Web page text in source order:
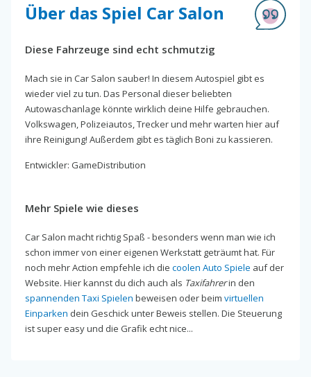
Über das Spiel Car Salon
Diese Fahrzeuge sind echt schmutzig
Mach sie in Car Salon sauber! In diesem Autospiel gibt es
wieder viel zu tun. Das Personal dieser beliebten
Autowaschanlage könnte wirklich deine Hilfe gebrauchen.
Volkswagen, Polizeiautos, Trecker und mehr warten hier auf
ihre Reinigung! Außerdem gibt es täglich Boni zu kassieren.
Entwickler: GameDistribution
Mehr Spiele wie dieses
Car Salon macht richtig Spaß - besonders wenn man wie ich
schon immer von einer eigenen Werkstatt geträumt hat. Für
noch mehr Action empfehle ich die coolen Auto Spiele auf der
Website. Hier kannst du dich auch als Taxifahrerin den
spannenden Taxi Spielen beweisen oder beim virtuellen
Einparken dein Geschick unter Beweis stellen. Die Steuerung
ist super easy und die Grafik echt nice...